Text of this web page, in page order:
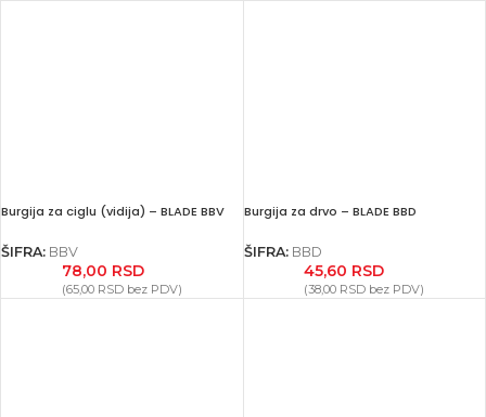
Burgija za ciglu (vidija) – BLADE BBV
ŠIFRA: BBV
78,00 RSD
(65,00 RSDbez PDV)
Burgija za drvo – BLADE BBD
ŠIFRA: BBD
45,60 RSD
(38,00 RSD bez PDV)